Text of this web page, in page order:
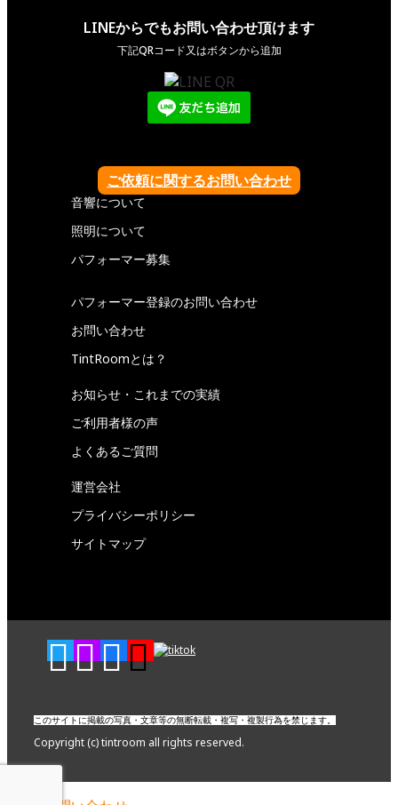
LINEからでもお問い合わせ頂けます
下記QRコード又はボタンから追加
ご依頼に関するお問い合わせ
音響について
照明について
パフォーマー募集
パフォーマー登録のお問い合わせ
お問い合わせ
TintRoomとは？
お知らせ・これまでの実績
ご利用者様の声
よくあるご質問
運営会社
プライバシーポリシー
サイトマップ
このサイトに掲載の写真・文章等の無断転載・複写・複製行為を禁じます。
Copyright (c) tintroom all rights reserved.